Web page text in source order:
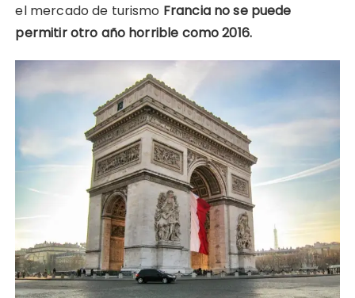
el mercado de turismo Francia no se puede
permitir otro año horrible como 2016.